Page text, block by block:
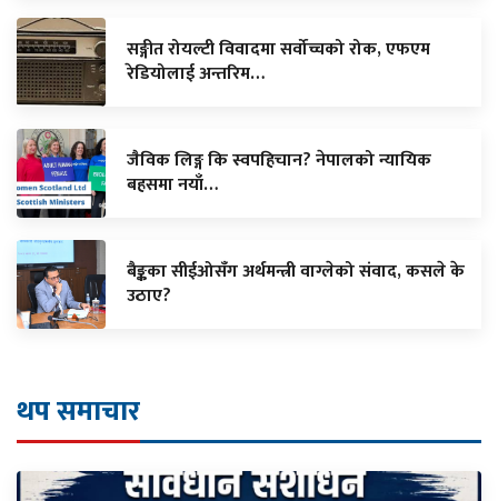
सङ्गीत रोयल्टी विवादमा सर्वोच्चको रोक, एफएम
रेडियोलाई अन्तरिम…
जैविक लिङ्ग कि स्वपहिचान? नेपालको न्यायिक
बहसमा नयाँ…
बैङ्कका सीईओसँग अर्थमन्त्री वाग्लेको संवाद, कसले के
उठाए?
थप समाचार